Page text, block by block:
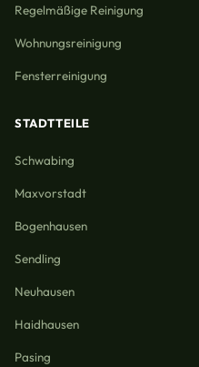
Regelmäßige Reinigung
Wohnungsreinigung
Fensterreinigung
STADTTEILE
Schwabing
Maxvorstadt
Bogenhausen
Sendling
Neuhausen
Haidhausen
Pasing